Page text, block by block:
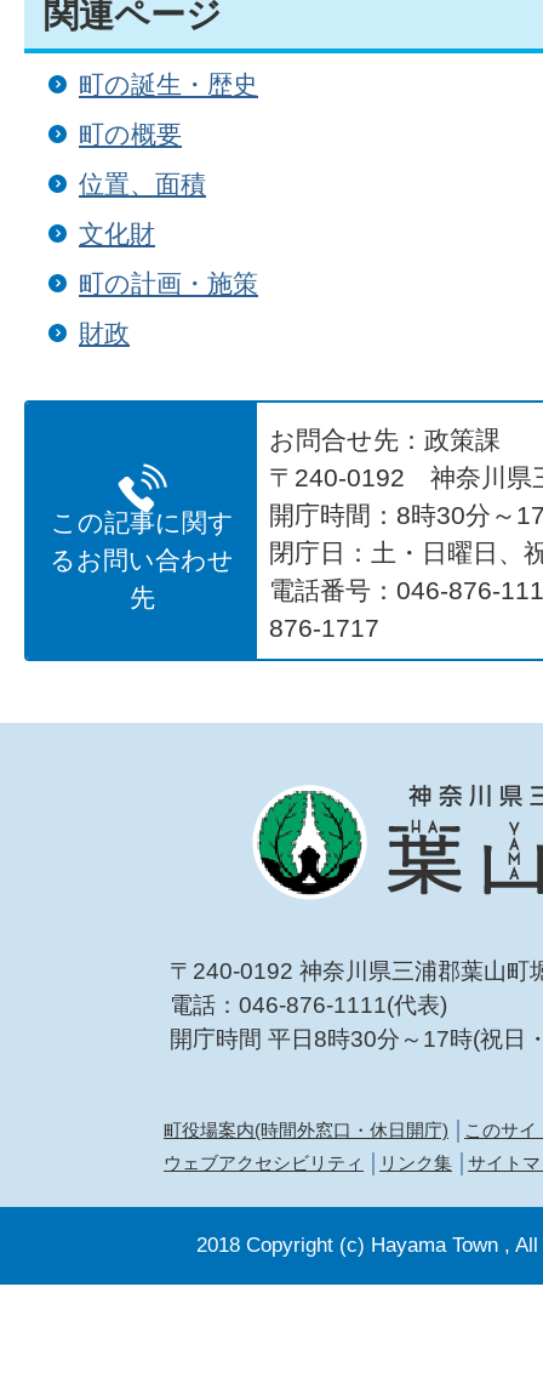
関連ページ
町の誕生・歴史
町の概要
位置、面積
文化財
町の計画・施策
財政
この記事に関す
るお問い合わせ
先
お問合せ先：政策課
〒240-0192 神奈川県
開庁時間：8時30分～
閉庁日：土・日曜日、
電話番号：046-876-
876-1717
〒240-0192 神奈川県三浦郡葉山町
電話：046-876-1111(代表)
開庁時間 平日8時30分～17時(祝日
町役場案内(時間外窓口・休日開庁)
このサイ
ウェブアクセシビリティ
リンク集 サイト
2018 Copyright (c) Hayama Town ,